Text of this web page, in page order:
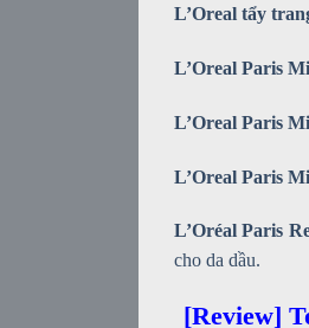
L’Oreal tẩy
L’Oreal Paris
L’Oreal Paris
L’Oreal Paris
L’Oréal Paris
cho da dầu.
[Review]